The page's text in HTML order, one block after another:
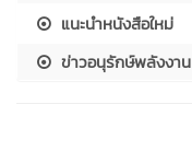
แนะนำหนังสือใหม่
ข่าวอนุรักษ์พลังงาน